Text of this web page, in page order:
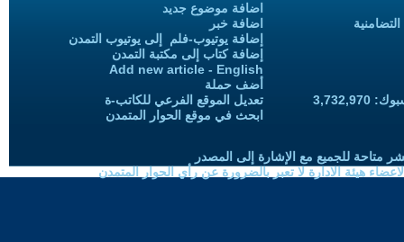
اضافة موضوع جديد
اضافة خبر
إضافة يوتيوب-فلم إلى يوتيوب التمدن
إضافة كتاب إلى مكتبة التمدن
Add new article - English
أضف حملة
تعديل الموقع الفرعي للكاتب-ة
ابحث في موقع الحوار المتمدن
متاحة للجميع مع الإشارة إلى المصدر
هيئة الادارة لا تعبر بالضرورة عن رأي الحوار المتمدن